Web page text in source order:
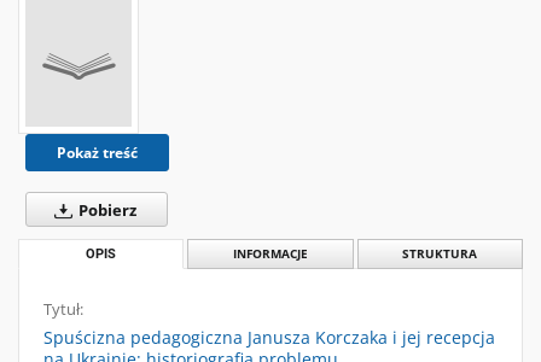
Pokaż treść
Pobierz
OPIS INFORMACJE STRUKTURA
Tytuł:
Spuścizna pedagogiczna Janusza Korczaka i jej recepcja